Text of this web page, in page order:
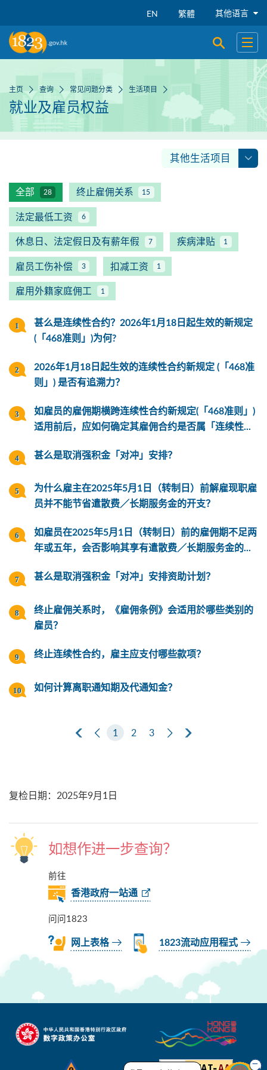
EN 繁體 其他语言
开启搜寻
开启
主页 查询 常见问题分类 生活项目
就业及雇员权益
其他生活项目
全部 28 终止雇佣关系 15
法定最低工资 6
休息日、法定假日及有薪年假 7 疾病津贴 1
雇员工伤补偿 3 扣减工资 1
雇用外籍家庭佣工 1
甚么是连续性合约？2026年1月18日起生效的新规定
(「468准则」)为何?
2026年1月18日起生效的连续性合约新规定 (「468准
则」) 是否有追溯力？
如雇员的雇佣期横跨连续性合约新规定(「468准则」)
适用前后，应如何确定其雇佣合约是否属「连续性...
甚么是取消强积金「对冲」安排？
为什么雇主在2025年5月1日（转制日）前解雇现职雇
员并不能节省遣散费／长期服务金的开支？
如雇员在2025年5月1日（转制日）前的雇佣期不足两
年或五年，会否影响其享有遣散费／长期服务金的...
甚么是取消强积金「对冲」安排资助计划？
终止雇佣关系时，《雇佣条例》会适用於哪些类别的
雇员？
终止连续性合约，雇主应支付哪些款项？
如何计算离职通知期及代通知金？
第一页上一页
1 2 3 下一页最后一页
复检日期： 2025年9月1日
如想作进一步查询？
前往
香港政府一站通
问问1823
网上表格 1823流动应用程式